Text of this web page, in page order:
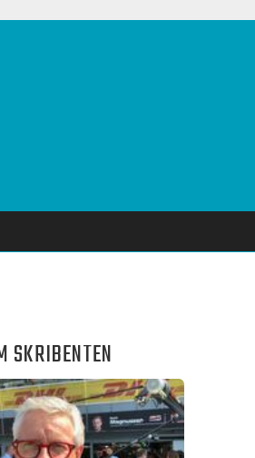
SKRIBENTEN